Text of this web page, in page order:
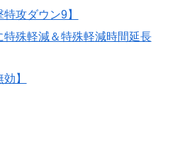
特攻ダウン9】
特殊軽減＆特殊軽減時間延長
】